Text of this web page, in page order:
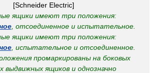
[Schneider Electric]
ящики имеют три положения:
, отсоединенное и испытательное.
ящики имеют три положения:
, испытательное и отсоединенное.
промаркированы на боковых
выдвижных ящиков и однозначно